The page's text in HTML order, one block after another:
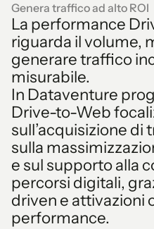
Genera traffico ad alto ROI
La performance
riguarda il volume,
generare traffico
misurabile.
In Dataventure
Drive-to-Web
sull’acquisizione di
sulla
e sul supporto alla
percorsi digitali,
driven e attivazioni
performance.